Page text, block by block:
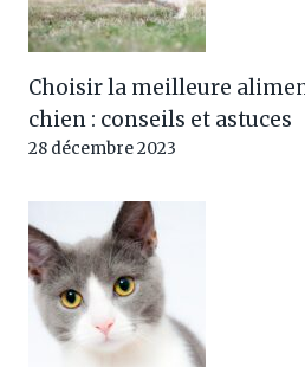
Choisir la meilleure
chien : conseils et astuces
28 décembre 2023